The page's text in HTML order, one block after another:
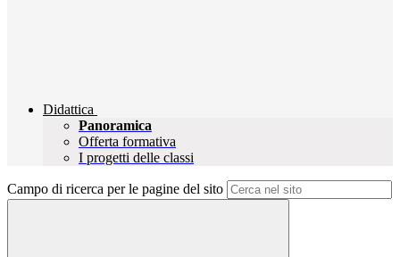
Didattica
Panoramica
Offerta formativa
I progetti delle classi
Campo di ricerca per le pagine del sito